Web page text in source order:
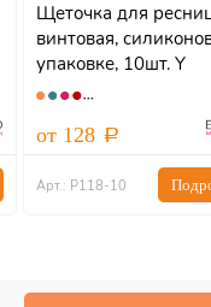
Щеточка для
винтовая,
упаковке, 10шт. Y
от 128
Арт.: Р118-10